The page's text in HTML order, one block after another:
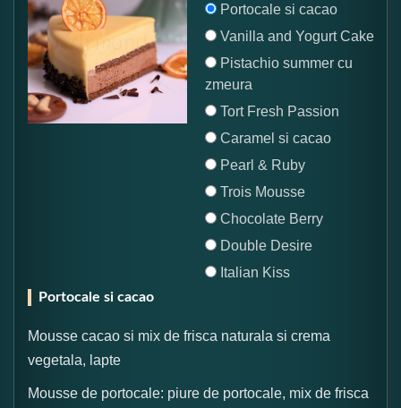
Portocale si cacao
Vanilla and Yogurt Cake
Pistachio summer cu
zmeura
Tort Fresh Passion
Caramel si cacao
Pearl & Ruby
Trois Mousse
Chocolate Berry
Double Desire
Italian Kiss
Portocale si cacao
Mousse cacao si mix de frisca naturala si crema
vegetala, lapte
Mousse de portocale: piure de portocale, mix de frisca